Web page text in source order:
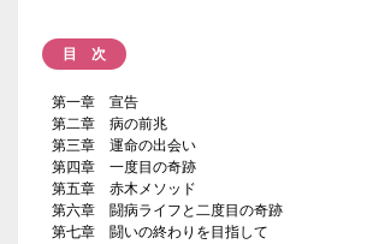
目 次
第一章 宣告
第二章 病の前兆
第三章 運命の出会い
第四章 一度目の奇跡
第五章 赤木メソッド
第六章 闘病ライフと二度目の奇跡
第七章 闘いの終わりを目指して